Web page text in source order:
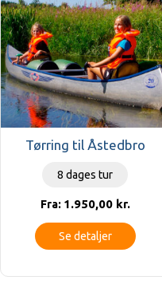
Tørring til Åstedbro
8 dages tur
Fra: 1.950,00 kr.
Se detaljer